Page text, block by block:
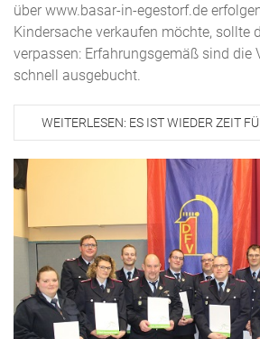
über www.basar-in-egestorf.de
Kindersache verkaufen möchte, sollte
verpassen: Erfahrungsgemäß sind die
schnell ausgebucht.
WEITERLESEN: ES IST WIEDER ZEIT